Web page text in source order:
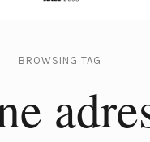
BROWSING TAG